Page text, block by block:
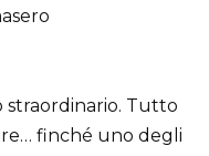
straordinario. Tutto
finché uno degli